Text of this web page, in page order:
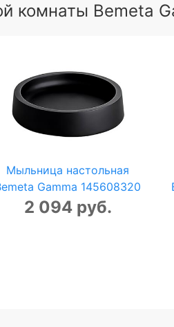
комнаты Bemeta
Мыльница настольная
Gamma 145608320
2 094 руб.